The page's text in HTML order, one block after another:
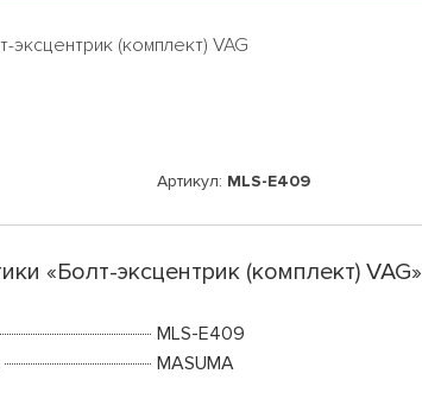
эксцентрик (комплект) VAG
Артикул: MLS-E409
«Болт-эксцентрик (комплект) VAG»
MLS-E409
MASUMA